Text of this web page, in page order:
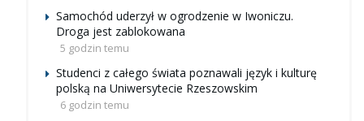
Samochód uderzył w ogrodzenie w Iwoniczu.
Droga jest zablokowana
5 godzin temu
Studenci z całego świata poznawali język i kulturę
polską na Uniwersytecie Rzeszowskim
6 godzin temu